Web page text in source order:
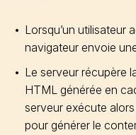
Lorsqu’un utilisateur
navigateur envoie
Le serveur récupère
HTML générée en
serveur exécute
pour générer le